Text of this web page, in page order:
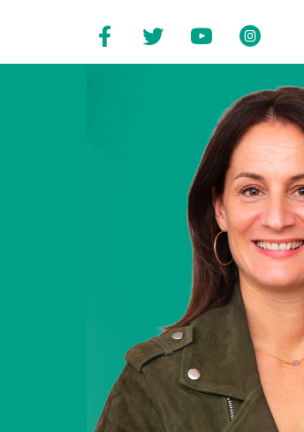
Facebook Elsa Faucillon
Elsa Faucillon sur
Elsa